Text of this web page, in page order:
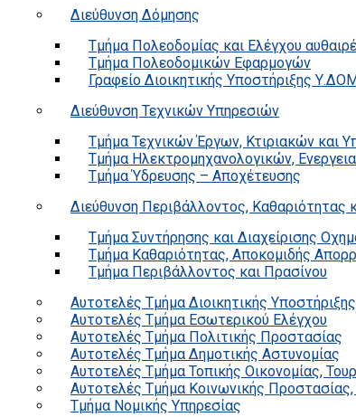
Διεύθυνση Δόμησης
Τμήμα Πολεοδομίας και Ελέγχου
Τμήμα Πολεοδομικών Εφαρμογών
Γραφείο Διοικητικής Υποστήριξης
Διεύθυνση Τεχνικών Υπηρεσιών
Τμήμα Τεχνικών Έργων, Κτιριακών και
Τμήμα Ηλεκτρομηχανολογικών,
Τμήμα Ύδρευσης – Αποχέτευσης
Διεύθυνση Περιβάλλοντος, Καθαριότητας
Τμήμα Συντήρησης και Διαχείρισης
Τμήμα Καθαριότητας, Αποκομιδής
Τμήμα Περιβάλλοντος και Πρασίνου
Αυτοτελές Τμήμα Διοικητικής
Αυτοτελές Τμήμα Εσωτερικού Ελέγχου
Αυτοτελές Τμήμα Πολιτικής Προστασίας
Αυτοτελές Τμήμα Δημοτικής Αστυνομίας
Αυτοτελές Τμήμα Τοπικής Οικονομίας,
Αυτοτελές Τμήμα Κοινωνικής Προστασίας,
Τμήμα Νομικής Υπηρεσίας